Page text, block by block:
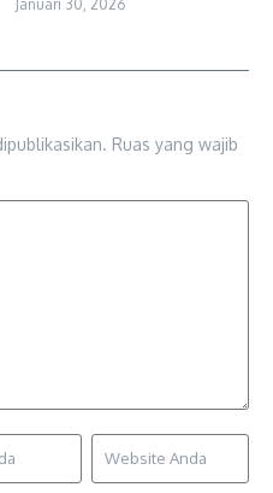
Januari 30, 2026
Ruas yang wajib